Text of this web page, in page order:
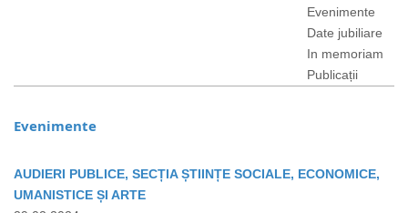
Evenimente
Date jubiliare
In memoriam
Publicații
Evenimente
AUDIERI PUBLICE, SECȚIA ȘTIINȚE SOCIALE, ECONOMICE,
UMANISTICE ȘI ARTE